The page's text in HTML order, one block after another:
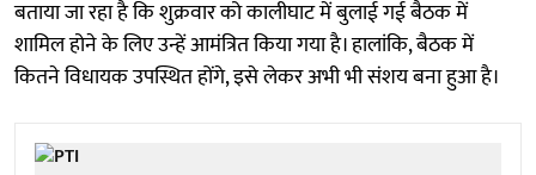
बताया जा रहा है कि शुक्रवार को कालीघाट में बुलाई गई बैठक में
शामिल होने के लिए उन्हें आमंत्रित किया गया है। हालांकि, बैठक में
कितने विधायक उपस्थित होंगे, इसे लेकर अभी भी संशय बना हुआ है।